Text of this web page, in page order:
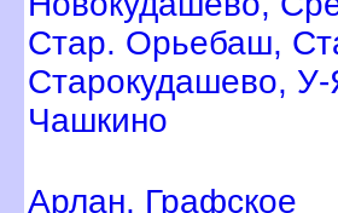
Стар. Орьебаш,
Старокудашево,
Чашкино
Арлан, Графское